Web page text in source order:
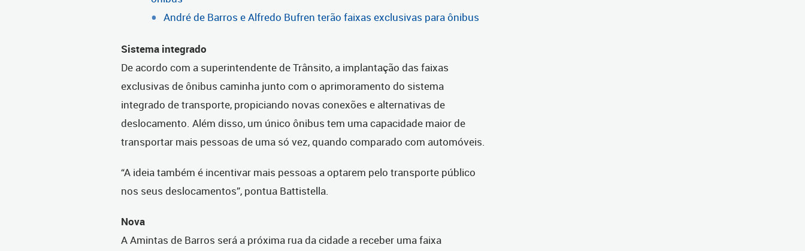
André de Barros e Alfredo Bufren terão faixas exclusivas para ônibus
Sistema integrado
De acordo com a superintendente de Trânsito, a implantação das faixas
exclusivas de ônibus caminha junto com o aprimoramento do sistema
integrado de transporte, propiciando novas conexões e alternativas de
deslocamento. Além disso, um único ônibus tem uma capacidade maior de
transportar mais pessoas de uma só vez, quando comparado com automóveis.
“A ideia também é incentivar mais pessoas a optarem pelo transporte público
nos seus deslocamentos”, pontua Battistella.
Nova
A Amintas de Barros será a próxima rua da cidade a receber uma faixa